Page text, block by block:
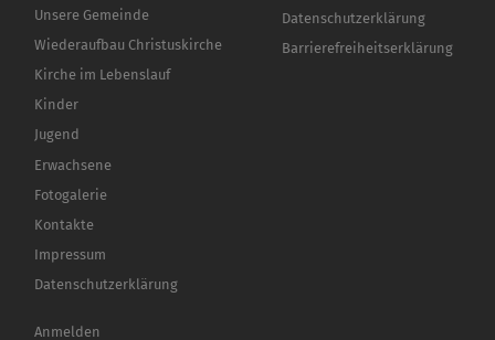
Unsere Gemeinde
Wiederaufbau Christuskirche
Kirche im Lebenslauf
Kinder
Jugend
Erwachsene
Fotogalerie
Kontakte
Impressum
Datenschutzerklärung
Datenschutzerklärung
Barrierefreiheitserklärung
Benutzermenü
Anmelden